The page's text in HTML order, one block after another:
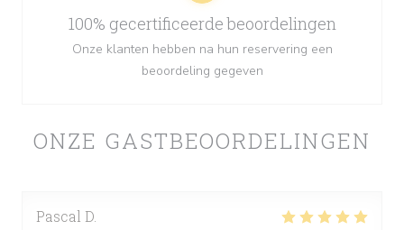
ONZE GASTBEOORDELINGEN
Pascal D
100% gecertificeerde beoordelingen
Onze klanten hebben na hun reservering een
beoordeling gegeven